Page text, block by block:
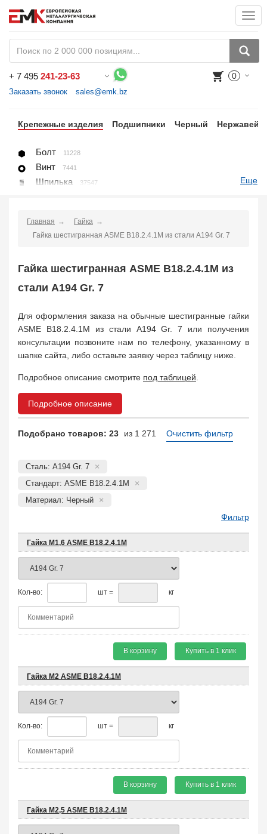
+ 7 495 241-23-63
Заказать звонок sales@emk.bz
0
Крепежные изделия Подшипники Черный
Болт 11228
Винт 7441
Шпилька 37547
Пробка, вставка
U-болт (хомут)
Заказать в 1 клик
Еще
Главная
Гайка
Гайка шестигранная ASME B18.2.4.1М из стали A194 Gr. 7
Гайка шестигранная ASME B18.2.4.1М из
стали A194 Gr. 7
Для оформления заказа на обычные шестигранные гайки
ASME B18.2.4.1М из стали A194 Gr. 7 или получения
консультации позвоните нам по телефону, указанному в
шапке сайта, либо оставьте заявку через таблицу ниже.
Подробное описание смотрите под таблицей
Подробное описание
Подобрано товаров: 23 из 1 271 Очистить фильтр
Сталь: A194 Gr. 7
Стандарт: ASME B18.2.4.1М
Материал: Черный
Фильтр
Гайка М1,6 ASME B18.2.4.1М
Кол-во: шт = кг
В корзину Купить в 1 клик
Гайка М2 ASME B18.2.4.1М
Кол-во: шт = кг
В корзину Купить в 1 клик
Гайка М2,5 ASME B18.2.4.1М